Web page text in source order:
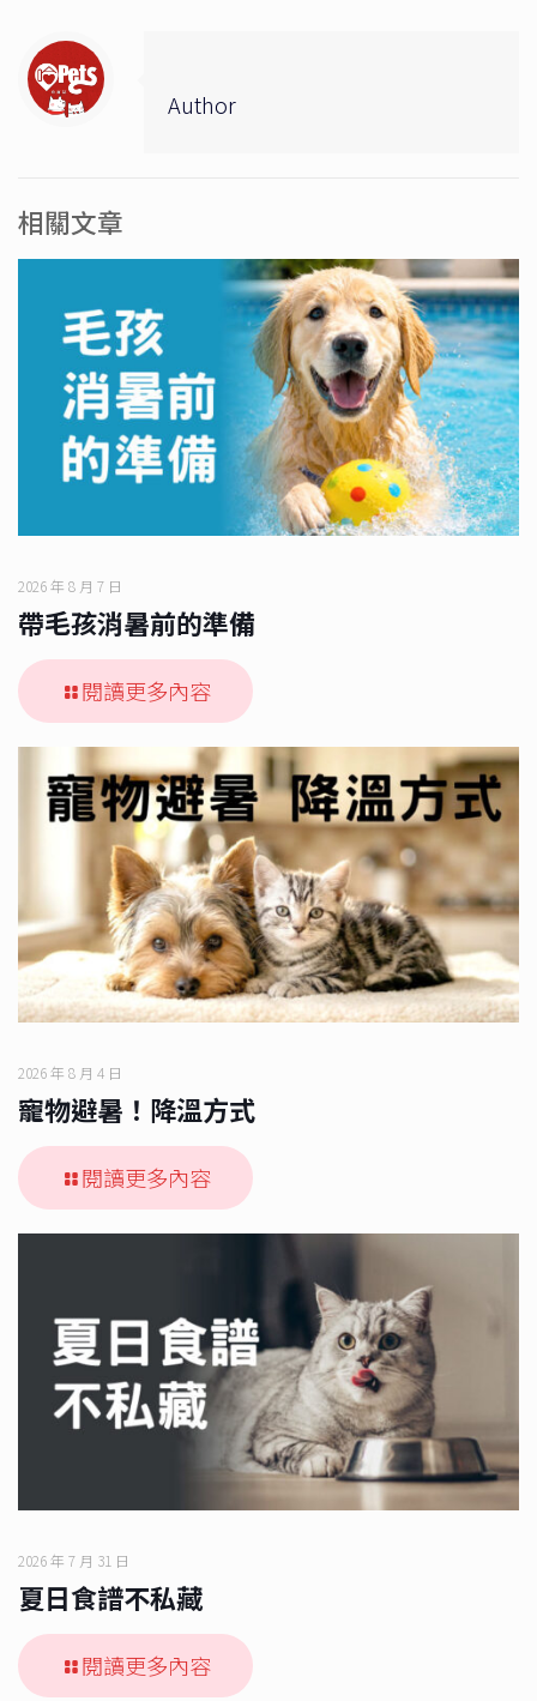
Author
相關文章
2026 年 8 月 7 日
帶毛孩消暑前的準備
閱讀更多內容
2026 年 8 月 4 日
寵物避暑！降溫方式
閱讀更多內容
2026 年 7 月 31 日
夏日食譜不私藏
閱讀更多內容